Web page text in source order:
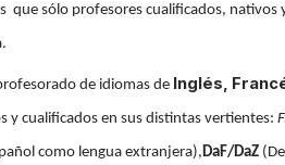
que sólo profesores cualificados,
de idiomas de Inglés,
y cualificados en sus distintas vertientes:
como lengua extranjera), DaF/DaZ